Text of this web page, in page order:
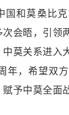
国和莫桑比
会晤，引领
中莫关系进入
年，希望双
予中莫全面